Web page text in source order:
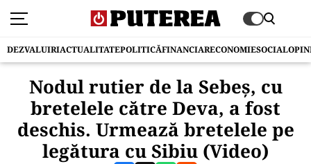
DEZVALUIRIACTUALITATEPOLITICĂFINANCIARECONOMIESOCIAL
Nodul rutier de la Sebeș, cu
bretelele către Deva, a fost
deschis. Urmează bretelele pe
legătura cu Sibiu (Video)